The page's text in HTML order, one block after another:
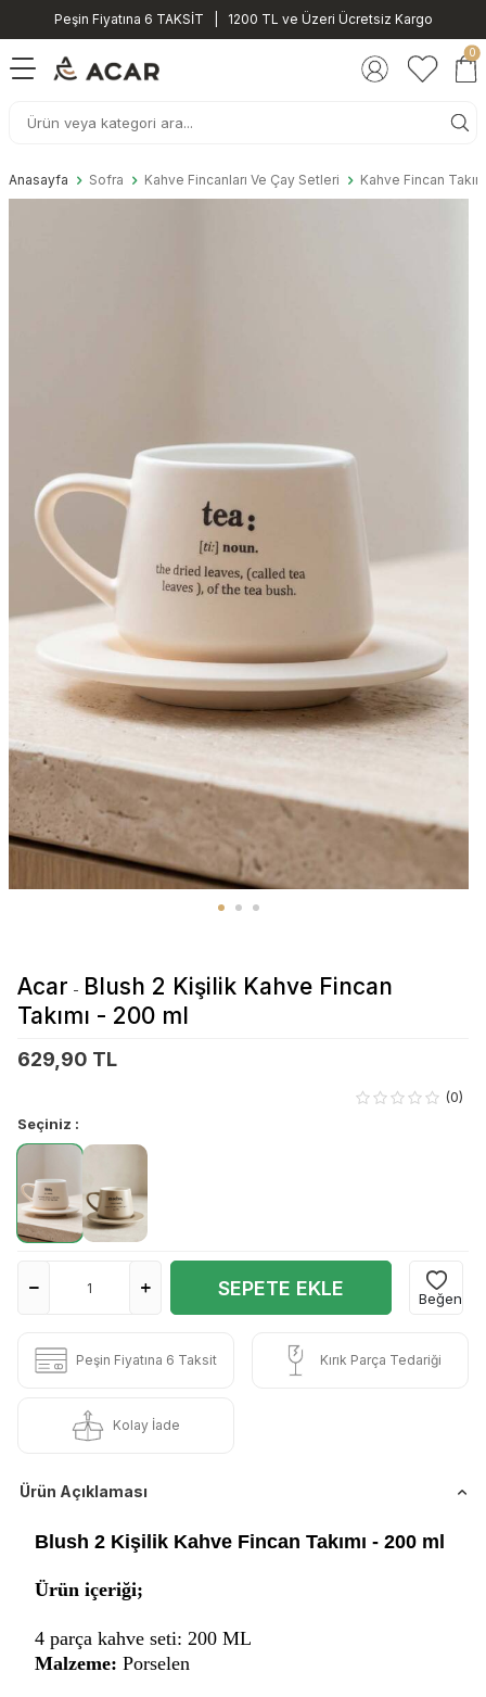
Peşin Fiyatına 6 TAKSİT | 1200 TL ve Üzeri Ücretsiz Kargo
0
Anasayfa Sofra Kahve Fincanları Ve Çay Setleri Kahve Fincan
Acar - Blush 2 Kişilik Kahve Fincan
Takımı - 200 ml
629,90 TL
(0)
Seçiniz :
SEPETE EKLE Beğen
Peşin Fiyatına 6 Taksit Kırık Parça Tedariği
Kolay İade
Ürün Açıklaması
Blush 2 Kişilik Kahve Fincan Takımı - 200 ml
Ürün içeriği;
4 parça kahve seti: 200 ML
Malzeme: Porselen